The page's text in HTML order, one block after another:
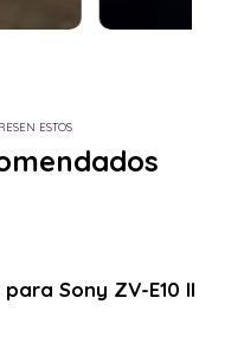
ESTOS
Sony ZV-E10 II